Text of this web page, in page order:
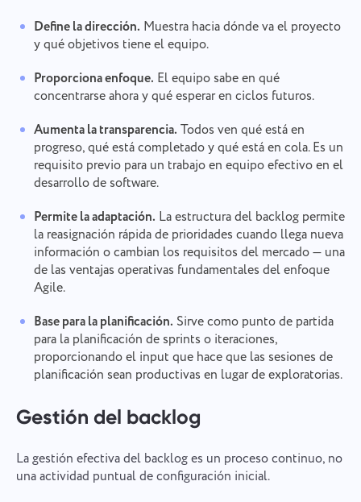
Define la dirección. Muestra hacia dónde va el proyecto
y qué objetivos tiene el equipo.
Proporciona enfoque. El equipo sabe en qué
concentrarse ahora y qué esperar en ciclos futuros.
Aumenta la transparencia. Todos ven qué está en
progreso, qué está completado y qué está en cola. Es un
requisito previo para un trabajo en equipo efectivo en el
desarrollo de software.
Permite la adaptación. La estructura del backlog permite
la reasignación rápida de prioridades cuando llega nueva
información o cambian los requisitos del mercado — una
de las ventajas operativas fundamentales del enfoque
Agile.
Base para la planificación. Sirve como punto de partida
para la planificación de sprints o iteraciones,
proporcionando el input que hace que las sesiones de
planificación sean productivas en lugar de exploratorias.
Gestión del backlog
La gestión efectiva del backlog es un proceso continuo, no
una actividad puntual de configuración inicial.